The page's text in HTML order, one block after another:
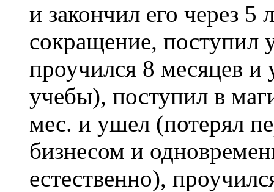
и закончил его через 5
сокращение, поступил
проучился 8 месяцев и
учебы), поступил в
мес. и ушел (потерял
бизнесом и
естественно),